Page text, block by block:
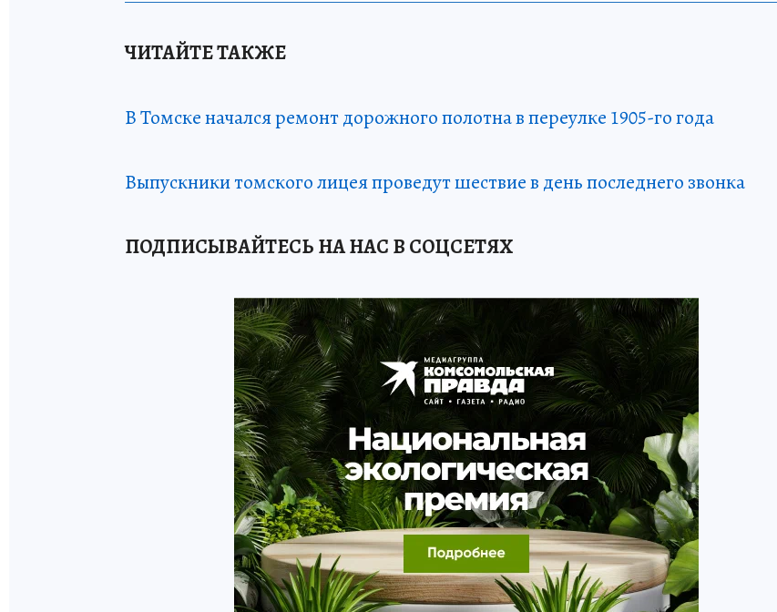
ЧИТАЙТЕ ТАКЖЕ
В Томске начался ремонт дорожного полотна в переулке 1905-го года
Выпускники томского лицея проведут шествие в день последнего звонка
ПОДПИСЫВАЙТЕСЬ НА НАС В СОЦСЕТЯХ